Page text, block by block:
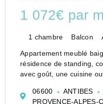
1 072€ par
1 chambre Balcon
Appartement meublé
résidence de standing,
avec goût, une cuisine
exposé sud-ouest avec
06600 ANTIBES
PROVENCE-ALPES-